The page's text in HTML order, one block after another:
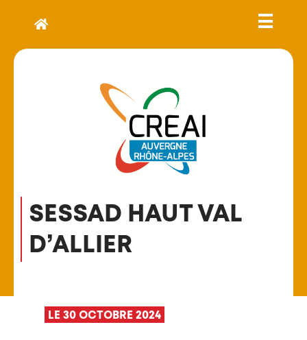
SESSAD HAUT VAL
D’ALLIER
LE 30 OCTOBRE 2024